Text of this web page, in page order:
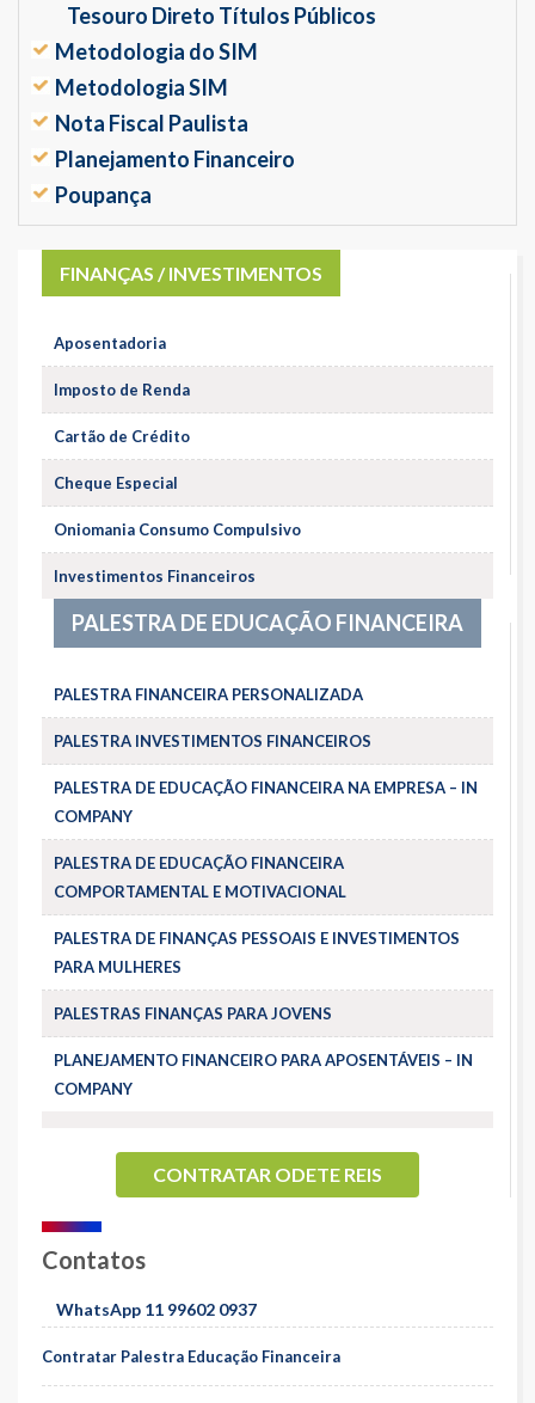
Tesouro Direto Títulos Públicos
Metodologia do SIM
Metodologia SIM
Nota Fiscal Paulista
Planejamento Financeiro
Poupança
FINANÇAS / INVESTIMENTOS
Aposentadoria
Imposto de Renda
Cartão de Crédito
Cheque Especial
Oniomania Consumo Compulsivo
Investimentos Financeiros
PALESTRA DE EDUCAÇÃO FINANCEIRA
PALESTRA FINANCEIRA PERSONALIZADA
PALESTRA INVESTIMENTOS FINANCEIROS
PALESTRA DE EDUCAÇÃO FINANCEIRA NA EMPRESA – IN
COMPANY
PALESTRA DE EDUCAÇÃO FINANCEIRA
COMPORTAMENTAL E MOTIVACIONAL
PALESTRA DE FINANÇAS PESSOAIS E INVESTIMENTOS
PARA MULHERES
PALESTRAS FINANÇAS PARA JOVENS
PLANEJAMENTO FINANCEIRO PARA APOSENTÁVEIS – IN
COMPANY
CONTRATAR ODETE REIS
Contatos
WhatsApp 11 99602 0937
Contratar Palestra Educação Financeira